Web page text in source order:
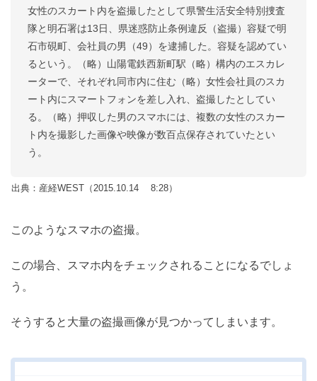
女性のスカート内を盗撮したとして県警生活安全特別捜査
隊と明石署は13日、県迷惑防止条例違反（盗撮）容疑で明
石市硯町、会社員の男（49）を逮捕した。容疑を認めてい
るという。（略）山陽電鉄西新町駅（略）構内のエスカレ
ーターで、それぞれ同市内に住む（略）女性会社員のスカ
ート内にスマートフォンを差し入れ、盗撮したとしてい
る。（略）押収した男のスマホには、複数の女性のスカー
ト内を撮影した画像や映像が数百点保存されていたとい
う。
出典：産経WEST（2015.10.14 8:28）
このようなスマホの盗撮。
この場合、スマホ内をチェックされることになるでしょ
う。
そうすると大量の盗撮画像が見つかってしまいます。